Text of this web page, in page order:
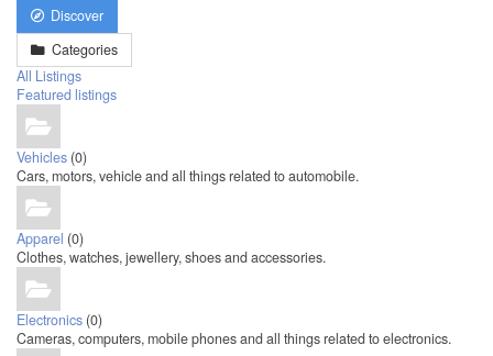
Discover
Categories
All Listings
Featured listings
Vehicles (0)
Cars, motors, vehicle and all things related to automobile.
Apparel (0)
Clothes, watches, jewellery, shoes and accessories.
Electronics (0)
Cameras, computers, mobile phones and all things related to electronics.